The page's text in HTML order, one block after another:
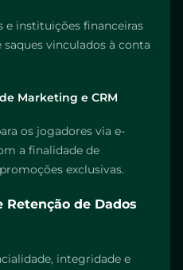
e instituições financeiras
vinculados à conta
Marketing e CRM
os jogadores via e-
a finalidade de
exclusivas.
de Dados
integridade e